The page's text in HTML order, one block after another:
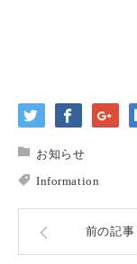
お知らせ
Information
前の記事